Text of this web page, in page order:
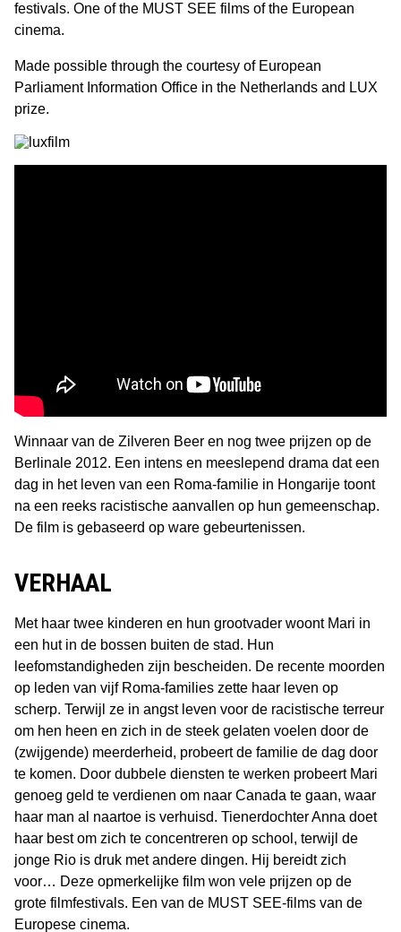
festivals. One of the MUST SEE films of the European
cinema.
Made possible through the courtesy of European
Parliament Information Office in the Netherlands and LUX
prize.
Winnaar van de Zilveren Beer en nog twee prijzen op de
Berlinale 2012. Een intens en meeslepend drama dat een
dag in het leven van een Roma-familie in Hongarije toont
na een reeks racistische aanvallen op hun gemeenschap.
De film is gebaseerd op ware gebeurtenissen.
VERHAAL
Met haar twee kinderen en hun grootvader woont Mari in
een hut in de bossen buiten de stad. Hun
leefomstandigheden zijn bescheiden. De recente moorden
op leden van vijf Roma-families zette haar leven op
scherp. Terwijl ze in angst leven voor de racistische terreur
om hen heen en zich in de steek gelaten voelen door de
(zwijgende) meerderheid, probeert de familie de dag door
te komen. Door dubbele diensten te werken probeert Mari
genoeg geld te verdienen om naar Canada te gaan, waar
haar man al naartoe is verhuisd. Tienerdochter Anna doet
haar best om zich te concentreren op school, terwijl de
jonge Rio is druk met andere dingen. Hij bereidt zich
voor… Deze opmerkelijke film won vele prijzen op de
grote filmfestivals. Een van de MUST SEE-films van de
Europese cinema.